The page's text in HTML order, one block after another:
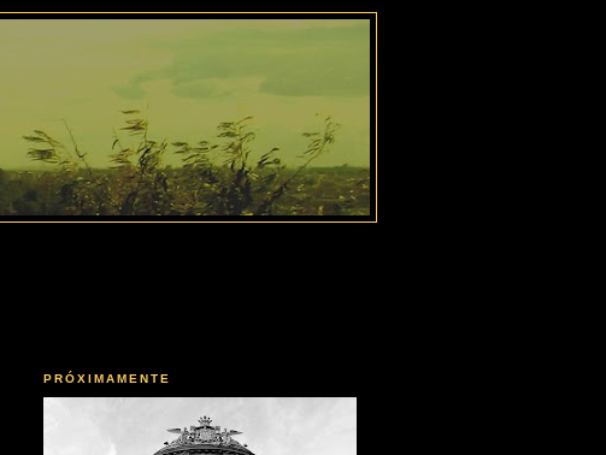
PRÓXIMAMENTE